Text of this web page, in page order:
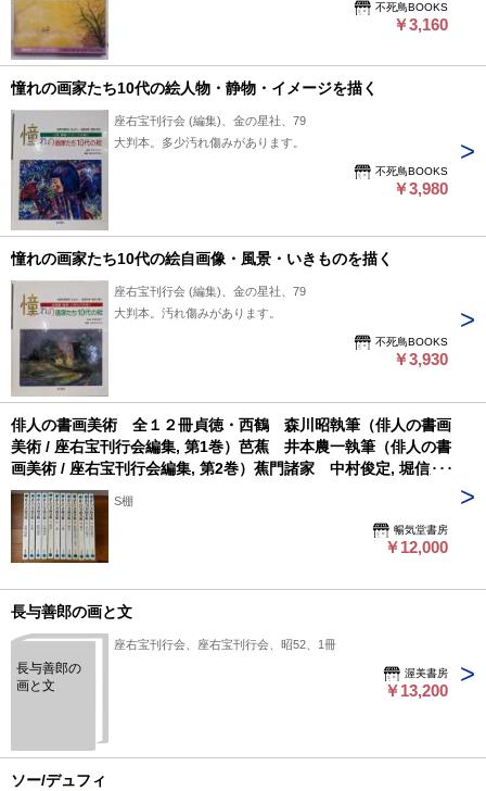
不死鳥BOOKS
￥3,160
憧れの画家たち10代の絵人物・静物・イメージを描く
座右宝刊行会 (編集)、金の星社、79
大判本。多少汚れ傷みがあります。
不死鳥BOOKS
￥3,980
憧れの画家たち10代の絵自画像・風景・いきものを描く
座右宝刊行会 (編集)、金の星社、79
大判本。汚れ傷みがあります。
不死鳥BOOKS
￥3,930
俳人の書画美術 全１２冊貞徳・西鶴 森川昭執筆（俳人の書画
美術 / 座右宝刊行会編集, 第1巻）芭蕉 井本農一執筆（俳人の書
画美術 / 座右宝刊行会編集, 第2巻）蕉門諸家 中村俊定, 堀信夫
執筆（俳人の書画美術 / 座右宝刊行会編集, 第3巻）中興諸家村松
友次執筆（俳人の書画美術 / 座右宝刊行会編集, 第4巻）蕪村 岡
田利兵衛執筆（俳人の書画美術 / 座右宝刊行会編集, 第5巻）一
茶 宮脇昌三, 鈴木勝忠執筆（俳人の書画美術 / 座右宝刊行会編
座右宝刊行会編集, 第8巻）碧梧桐・井泉水・山頭火 伊澤元美執
筆（俳人の書画美術 / 座右宝刊行会編集, 第9巻）虚子 富安風生
[ほか] 執筆（俳人の書画美術 / 座右宝刊行会編集, 第10巻）江戸
の画人 鈴木進執筆（俳人の書画美術 / 座右宝刊行会編集, 第11
S棚
暢気堂書房
￥12,000
長与善郎の画と文
長与善郎の
画と文
座右宝刊行会、座右宝刊行会、昭52、1冊
渥美書房
￥13,200
ソー/デュフィ